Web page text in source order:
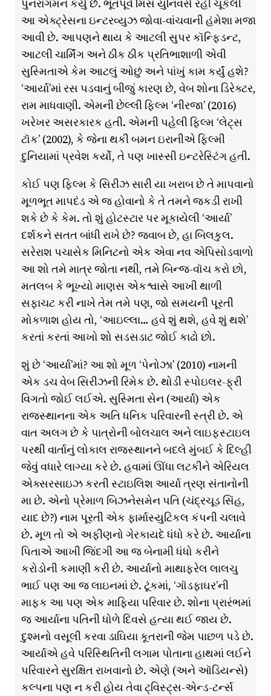
પુનરાગમન કર્યું છે. ભૂતપૂર્વ મિસ યુનિવર્સ રહી ચૂકેલી
આ એક્ટ્રેસના ઇન્ટરવ્યુઝ જોવા-વાંચવાની હંમેશા મજા
આવી છે. આપણને થાય કે આટલી સુપર કૉન્ફિડન્ટ,
આટલી ચાર્મિંગ અને ઠીક ઠીક પ્રતિભાશાળી એવી
સુસ્મિતાએ કેમ આટલું ઓછું અને પાંખું કામ કર્યું હશે?
‘આર્યા’માં રસ પડવાનું બીજું કારણ છે, વેબ શોના ડિરેક્ટર,
રામ માધવાણી. એમની છેલ્લી ફિલ્મ ‘નીરજા’ (2016)
ખરેખર અસરકારક હતી. એમની પહેલી ફિલ્મ ‘લેટ્સ
ટૉક’ (2002), કે જેના થકી બમન ઇરાનીએ ફિલ્મી
દુનિયામાં પ્રવેશ કર્યો, તે પણ ખાસ્સી ઇન્ટરેસ્ટિંગ હતી.
કોઈ પણ ફિલ્મ કે સિરીઝ સારી યા ખરાબ છે તે માપવાનો
મૂળભૂત માપદંડ એ જ હોવાનો કે તે તમને જકડી રાખી
શકે છે કે કેમ. તો શું હોટસ્ટાર પર મૂકાયેલી ‘આર્યા’
દર્શકને સતત બાંધી રાખે છે? જવાબ છે, હા બિલકુલ.
સરેરાશ પચાસેક મિનિટનો એક એવા નવ એપિસોડવાળો
આ શો તમે માત્ર જોતા નથી, તમે બિન્જ-વૉચ કરો છો,
મતલબ કે ભૂખ્યો માણસ એકશ્વાસે આખી થાળી
સફાચટ કરી નાખે તેમ તમે પણ, જો સમયની પૂરતી
મોકળાશ હોય તો, ‘આઇલ્લા… હવે શું થશે, હવે શું થશે’
કરતાં કરતાં આખો શો સડસડાટ જોઈ કાઢો છો.
શું છે ‘આર્યા’માં? આ શો મૂળ ‘પેનોઝા’ (2010) નામની
એક ડચ વેબ સિરીઝની રિમેક છે. થોડી સ્પોઇલર-ફ્રી
વિગતો જોઈ લઈએ. સુસ્મિતા સેન (આર્યા) એક
રાજસ્થાનના એક અતિ ધનિક પરિવારની સ્ત્રી છે. એ
વાત અલગ છે કે પાત્રોની બોલચાલ અને લાઇફસ્ટાઇલ
પરથી વાર્તાનું લોકાલ રાજસ્થાનને બદલે મુંબઈ કે દિલ્હી
જેવું વધારે લાગ્યા કરે છે. હવામાં ઊંધા લટકીને એરિયલ
એક્સરસાઇઝ કરતી સ્ટાઇલિશ આર્યા ત્રણ સંતાનોની
મા છે. એનો પ્રેમાળ બિઝનેસમેન પતિ (ચંદ્રચૂડ સિંહ,
યાદ છે?) નામ પૂરતી એક ફાર્માસ્યુટિકલ કંપની ચલાવે
છે. મૂળ તો એ અફીણનો ગેરકાયદે ધંધો કરે છે. આર્યાના
પિતાએ આખી જિંદગી આ જ બેનામી ધંધો કરીને
કરોડોની કમાણી કરી છે. આર્યાનો માથાફરેલ લાલચુ
ભાઈ પણ આ જ લાઇનમાં છે. ટૂંકમાં, ‘ગૉડફાઘર’ની
માફક આ પણ એક માફિયા પરિવાર છે. શોના પ્રારંભમાં
જ આર્યાના પતિની ધોળે દિવસે હત્યા થઈ જાય છે.
દુશ્મનો વસૂલી કરવા ડાઘિયા કૂતરાની જેમ પાછળ પડે છે.
આર્યાએ હવે પરિસ્થિતિની લગામ પોતાના હાથમાં લઈને
પરિવારને સુરક્ષિત રાખવાનો છે. એણે (અને ઑડિયન્સે)
કલ્પના પણ ન કરી હોય તેવા ટ્વિસ્ટ્સ-એન્ડ-ટર્ન્સ